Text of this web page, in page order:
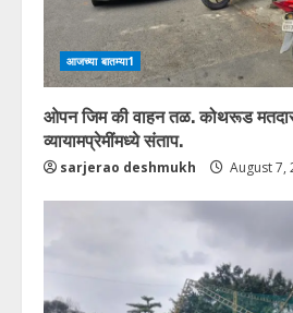
आजच्या बातम्या1
ओपन जिम की वाहन तळ. कोथरूड
व्यायामप्रेमींमध्ये संताप.
sarjerao deshmukh August 7,